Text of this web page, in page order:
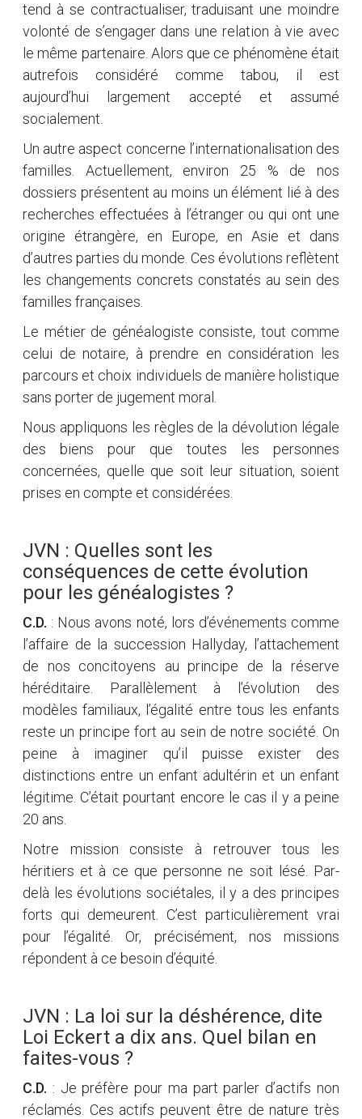
tend à se contractualiser, traduisant une moindre
volonté de s’engager dans une relation à vie avec
le même partenaire. Alors que ce phénomène était
autrefois considéré comme tabou, il est
aujourd’hui largement accepté et assumé
socialement.
Un autre aspect concerne l’internationalisation des
familles. Actuellement, environ 25 % de nos
dossiers présentent au moins un élément lié à des
recherches effectuées à l’étranger ou qui ont une
origine étrangère, en Europe, en Asie et dans
d’autres parties du monde. Ces évolutions reflètent
les changements concrets constatés au sein des
familles françaises.
Le métier de généalogiste consiste, tout comme
celui de notaire, à prendre en considération les
parcours et choix individuels de manière holistique
sans porter de jugement moral.
Nous appliquons les règles de la dévolution légale
des biens pour que toutes les personnes
concernées, quelle que soit leur situation, soient
prises en compte et considérées.
JVN : Quelles sont les
conséquences de cette évolution
pour les généalogistes ?
C.D. : Nous avons noté, lors d’événements comme
l’affaire de la succession Hallyday, l’attachement
de nos concitoyens au principe de la réserve
héréditaire. Parallèlement à l’évolution des
modèles familiaux, l’égalité entre tous les enfants
reste un principe fort au sein de notre société. On
peine à imaginer qu’il puisse exister des
distinctions entre un enfant adultérin et un enfant
légitime. C’était pourtant encore le cas il y a peine
20 ans.
Notre mission consiste à retrouver tous les
héritiers et à ce que personne ne soit lésé. Par-
delà les évolutions sociétales, il y a des principes
forts qui demeurent. C’est particulièrement vrai
pour l’égalité. Or, précisément, nos missions
répondent à ce besoin d’équité.
JVN : La loi sur la déshérence, dite
Loi Eckert a dix ans. Quel bilan en
faites-vous ?
C.D. : Je préfère pour ma part parler d’actifs non
réclamés. Ces actifs peuvent être de nature très